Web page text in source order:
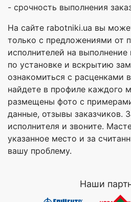
- срочность выполнения
На сайте rabotniki.ua вы
только с предложениями от
исполнителей на
по установке и вскрытию
ознакомиться с расценками
найдете в профиле каждого
размещены фото с
данные, отзывы заказчиков.
исполнителя и звоните.
указанное место и за
вашу проблему.
Наши